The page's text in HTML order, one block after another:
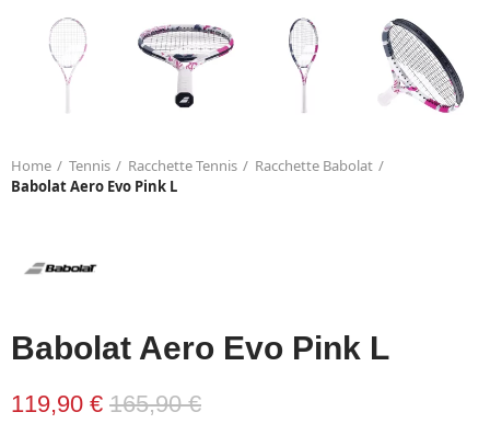
Home Tennis Racchette Tennis
Racchette Babolat
Babolat Aero Evo Pink L
Babolat Aero Evo Pink L
119,90 € 165,90 €